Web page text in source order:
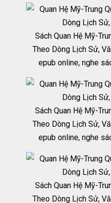
Sách Quan Hệ Mỹ-
Theo Dòng Lịch Sử,
epub online, nghe
Sách Quan Hệ Mỹ-
Theo Dòng Lịch Sử,
epub online, nghe
Sách Quan Hệ Mỹ-
Theo Dòng Lịch Sử,